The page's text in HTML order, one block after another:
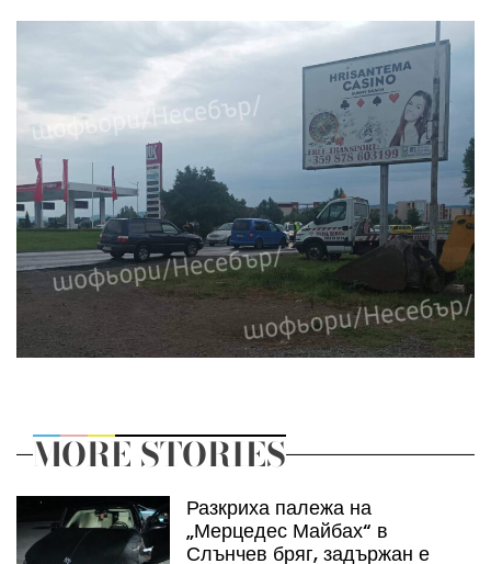
MORE STORIES
Разкриха палежа на
„Мерцедес Майбах“ в
Слънчев бряг, задържан е